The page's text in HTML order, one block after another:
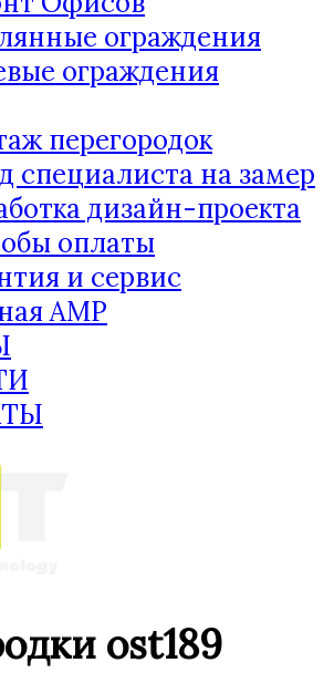
ограждения
ограждения
перегородок
специалиста на замер
дизайн-проекта
оплаты
и сервис
AMP
ost189